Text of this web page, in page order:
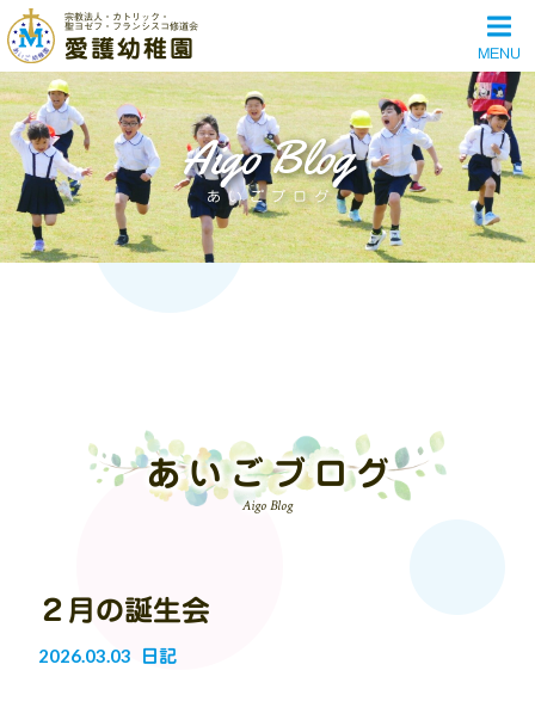
宗教法人・カトリック・
聖ヨゼフ・フランシスコ修道会
愛護幼稚園 MENU
Aigo Blog
あいごブログ
あいごブログ
Aigo Blog
２月の誕生会
2026.03.03 日記